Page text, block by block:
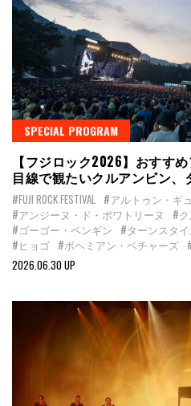
SPECIAL PROGRAM
【フジロック2026】おすす
目線で観たいクルアンビン、
#FUJI ROCK FESTIVAL #アルトゥン・ギ
#アンジーヌ・ド・ポワトリーヌ
#
#ゴーゴー・ペンギン #ターンスタ
#ヒョゴ #ボヘミアン・ベチャーズ
2026.06.30 UP